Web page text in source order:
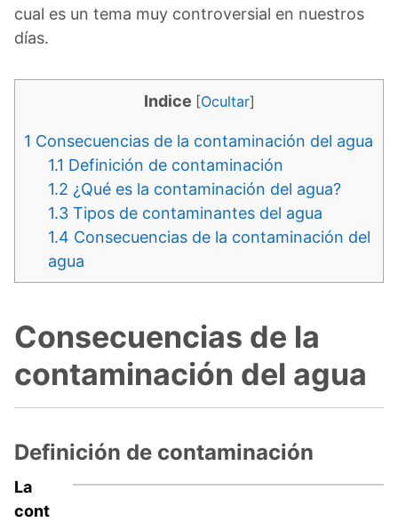
cual es un tema muy controversial en nuestros
días.
Indice [Ocultar]
1 Consecuencias de la contaminación del agua
1.1 Definición de contaminación
1.2 ¿Qué es la contaminación del agua?
1.3 Tipos de contaminantes del agua
1.4 Consecuencias de la contaminación del
agua
Consecuencias de la
contaminación del agua
Definición de contaminación
La
cont